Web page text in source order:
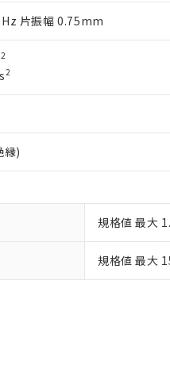
片振幅 0.75mm
2
2
縁)
規格値 最大
規格値 最大
さい。
※当社の共同利用者とは、"
の非含有証明書をダウンロー
RoHS指令（10物質）の非含有
質の非含有証明書（当社基準）
証明書は発行日時点で非含有
することから備考欄に対応日
当社にて対応品への在庫切替
割愛しております。
白